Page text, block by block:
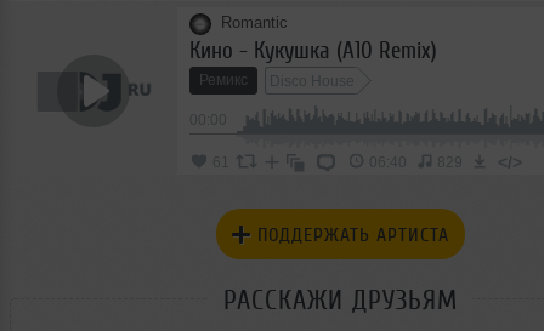
Romantic
Кино - Кукушка (А10 Remix)
Ремикс Disco House
61 06:40 829 </>
ПОДДЕРЖАТЬ АРТИСТА
РАССКАЖИ ДРУЗЬЯМ